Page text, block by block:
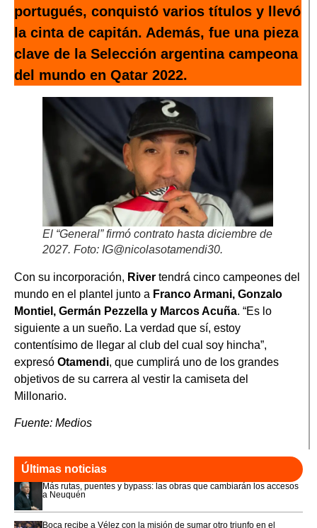
portugués, conquistó varios títulos y llevó
la cinta de capitán. Además, fue una pieza
clave de la Selección argentina campeona
del mundo en Qatar 2022.
El “General” firmó contrato hasta diciembre de
2027. Foto: IG@nicolasotamendi30.
Con su incorporación, River tendrá cinco campeones del
mundo en el plantel junto a Franco Armani, Gonzalo
Montiel, Germán Pezzella y Marcos Acuña. “Es lo
siguiente a un sueño. La verdad que sí, estoy
contentísimo de llegar al club del cual soy hincha”,
expresó Otamendi, que cumplirá uno de los grandes
objetivos de su carrera al vestir la camiseta del
Millonario.
Fuente: Medios
Últimas noticias
Más rutas, puentes y bypass: las obras que cambiarán los accesos
a Neuquén
Boca recibe a Vélez con la misión de sumar otro triunfo en el